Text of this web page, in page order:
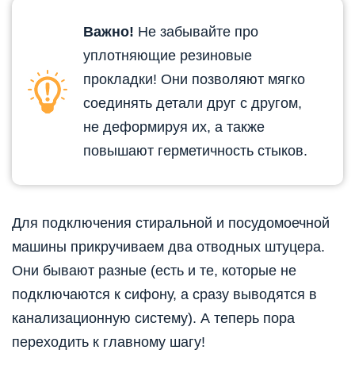
Важно! Не забывайте про
уплотняющие резиновые
прокладки! Они позволяют мягко
соединять детали друг с другом,
не деформируя их, а также
повышают герметичность стыков.
Для подключения стиральной и посудомоечной
машины прикручиваем два отводных штуцера.
Они бывают разные (есть и те, которые не
подключаются к сифону, а сразу выводятся в
канализационную систему). А теперь пора
переходить к главному шагу!